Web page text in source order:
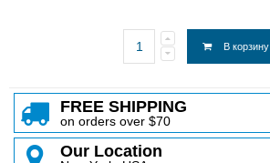
В корзину
FREE SHIPPING
on orders over $70
Our Location